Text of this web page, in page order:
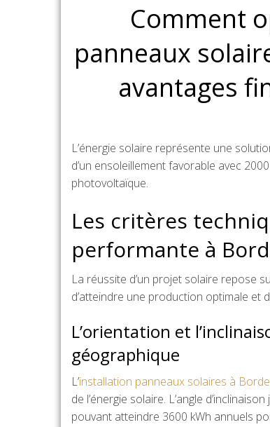
Comment
panneaux
avantages
L’énergie solaire représente une
d’un ensoleillement favorable avec
photovoltaïque.
Les critères
performante à
La réussite d’un projet solaire repose
d’atteindre une production optimale et
L’orientation et
géographique
L’installation panneaux solaires à
de l’énergie solaire. L’angle
pouvant atteindre 3600 kWh annuels